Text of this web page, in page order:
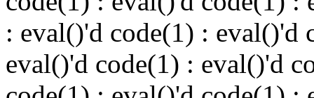
: eval()'d code(1) : eval()'d
eval()'d code(1) : eval()'d